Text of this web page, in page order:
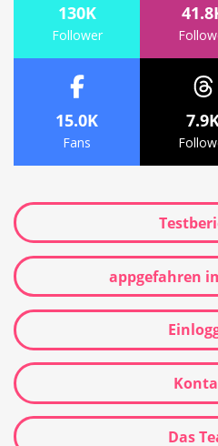
130K
Follower
15.0K
Fans
appgefahren
Das